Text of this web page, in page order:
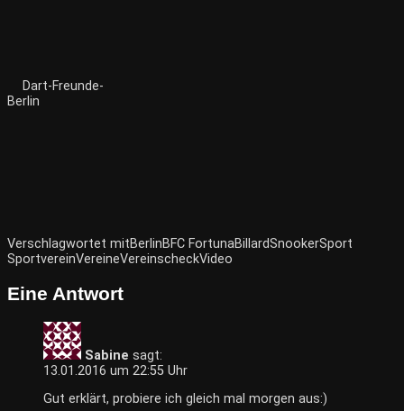
Dart-Freunde-
Berlin
Verschlagwortet mitBerlinBFC FortunaBillardSnookerSport
SportvereinVereineVereinscheckVideo
Eine Antwort
Sabine sagt:
13.01.2016 um 22:55 Uhr
Gut erklärt, probiere ich gleich mal morgen aus:)